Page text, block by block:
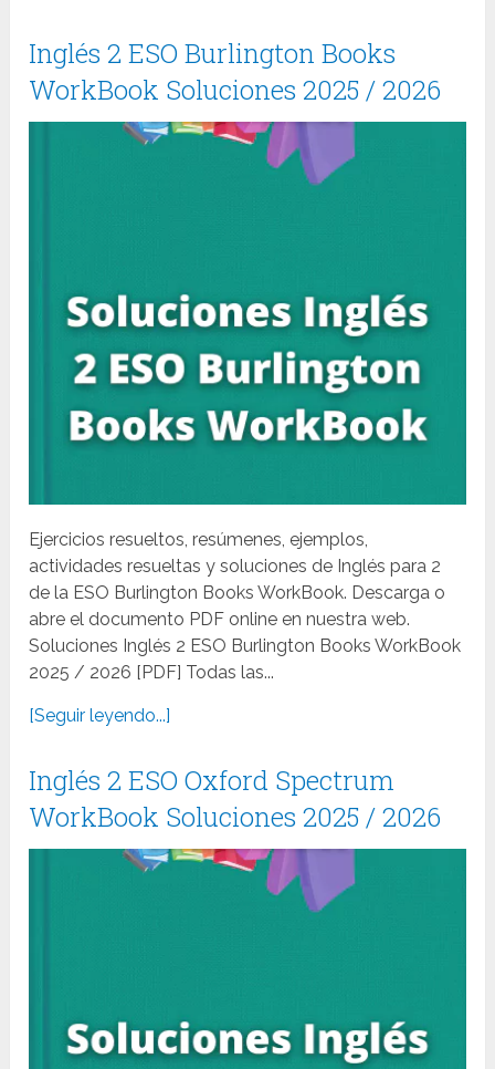
Inglés 2 ESO Burlington Books
WorkBook Soluciones 2025 / 2026
Ejercicios resueltos, resúmenes, ejemplos,
actividades resueltas y soluciones de Inglés para 2
de la ESO Burlington Books WorkBook. Descarga o
abre el documento PDF online en nuestra web.
Soluciones Inglés 2 ESO Burlington Books WorkBook
2025 / 2026 [PDF] Todas las...
[Seguir leyendo...]
Inglés 2 ESO Oxford Spectrum
WorkBook Soluciones 2025 / 2026